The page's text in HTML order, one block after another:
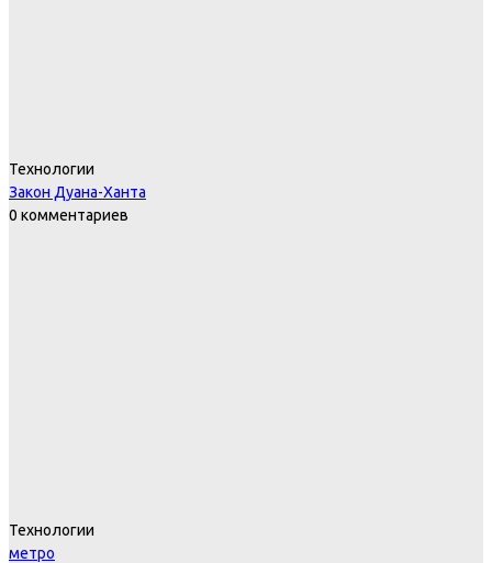
Технологии
Закон Дуана-Ханта
0 комментариев
Технологии
метро